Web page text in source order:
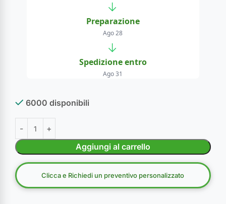
→
Preparazione
Ago 28
→
Spedizione entro
Ago 31
6000 disponibili
Aggiungi al carrello
Clicca e Richiedi un preventivo personalizzato